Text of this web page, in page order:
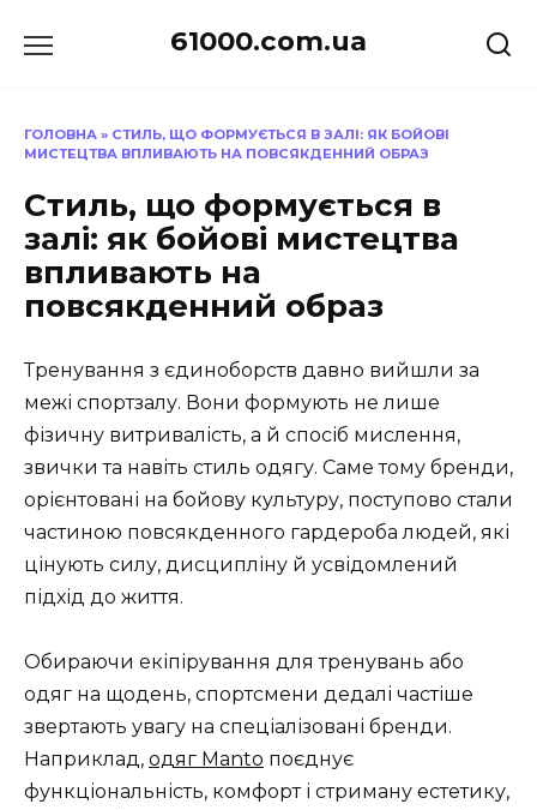
до
61000.com.ua
ГОЛОВНА » СТИЛЬ, ЩО ФОРМУЄТЬСЯ В ЗАЛІ: ЯК БОЙОВІ
МИСТЕЦТВА ВПЛИВАЮТЬ НА ПОВСЯКДЕННИЙ ОБРАЗ
Стиль, що формується в
залі: як бойові мистецтва
впливають на
повсякденний образ
Тренування з єдиноборств давно вийшли за
межі спортзалу. Вони формують не лише
фізичну витривалість, а й спосіб мислення,
звички та навіть стиль одягу. Саме тому бренди,
орієнтовані на бойову культуру, поступово стали
частиною повсякденного гардероба людей, які
цінують силу, дисципліну й усвідомлений
підхід до життя.
Обираючи екіпірування для тренувань або
одяг на щодень, спортсмени дедалі частіше
звертають увагу на спеціалізовані бренди.
Наприклад, одяг Manto поєднує
функціональність, комфорт і стриману естетику,